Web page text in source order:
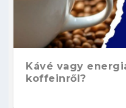
Kávé vagy
koffeinről?